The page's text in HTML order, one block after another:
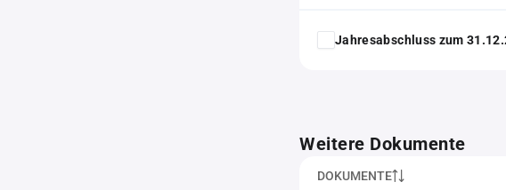
Jahresabschluss zum
Weitere Dokumente
DOKUMENTE